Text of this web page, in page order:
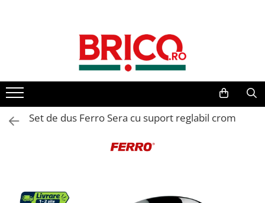
Toate Produsele
Baterii bucatarie
Baterii bideu si dus igienic
Set de dus Ferro Sera cu suport reglabil crom